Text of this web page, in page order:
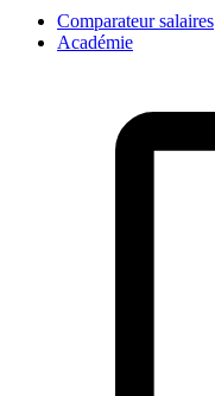
Comparateur salaires
Académie